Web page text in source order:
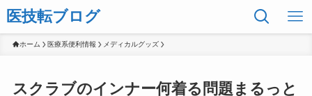
医技転ブログ
ホーム 医療系便利情報 メディカルグッズ
スクラブのインナー何着る問題まるっと